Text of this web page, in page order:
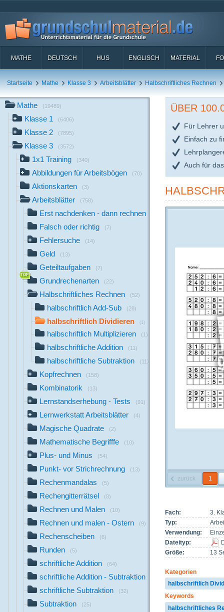
MATHE DEUTSCH HUS ENGLISCH MATERIAL
Startseite Mathe Klasse 3 Arbeitsblätter Halbschriftliches Rechnen
Mathe (19489)
Klasse 1 (6406)
Klasse 2 (7895)
Klasse 3 (3572)
1x1 Training (340)
Abbildungen für Arbeitsbögen (70)
Aktionskarten (3)
Arbeitsblätter (758)
Erst nachdenken - dann rechnen
Falsch oder richtig (7)
Fehlersuche (14)
Geld (13)
Geteiltaufgaben (7)
Grundrechenarten (22)
Halbschriftliches Rechnen (52)
halbschriftlich Add-Sub (28)
halbschriftlich Dividieren (1)
halbschriftlich Multiplizieren (1)
halbschriftliche Addition (11)
halbschriftliche Subtraktion (11)
Kopfrechnen (158)
Kombinatorik (13)
Lernstandserhebung - Tests (91)
Lernwerkstatt Arbeitsblätter (4)
Magische Quadrate (2)
Mathematische Begrifffe (10)
Plus- und Minus (54)
Punkt- vor Strichrechnung (13)
Rechenmandalas (5)
Rechengitterrätsel (8)
Rechnen und Malen (10)
Rechnen und malen - Ostern (9)
Rechenscheiben (6)
Runden (5)
schriftliche Addition (64)
schriftliche Addition - Subtraktion
schriftliche Subtraktion (32)
Subtraktion (25)
ÜBER
Für Lehrer
Einfach zu
Auch für
zurück 1
Fach:
3.
Typ:
Verwendung:
Dateityp:
Größe:
13
Kategorien
halbschriftlich
Keywords
halbschriftliches